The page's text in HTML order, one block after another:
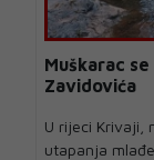
Muškarac
Zavidovića
U rijeci Krivaji,
utapanja mlađe